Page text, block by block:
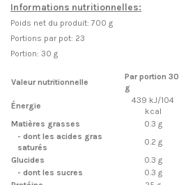
Informations nutritionnelles:
Poids net du produit: 700 g
Portions par pot: 23
Portion: 30 g
Valeur nutritionnelle
Par portion 30
g
Énergie
439 kJ/104
kcal
Matières grasses
0.3 g
- dont les acides gras
saturés
0.2 g
Glucides
0.3 g
- dont les sucres
0.3 g